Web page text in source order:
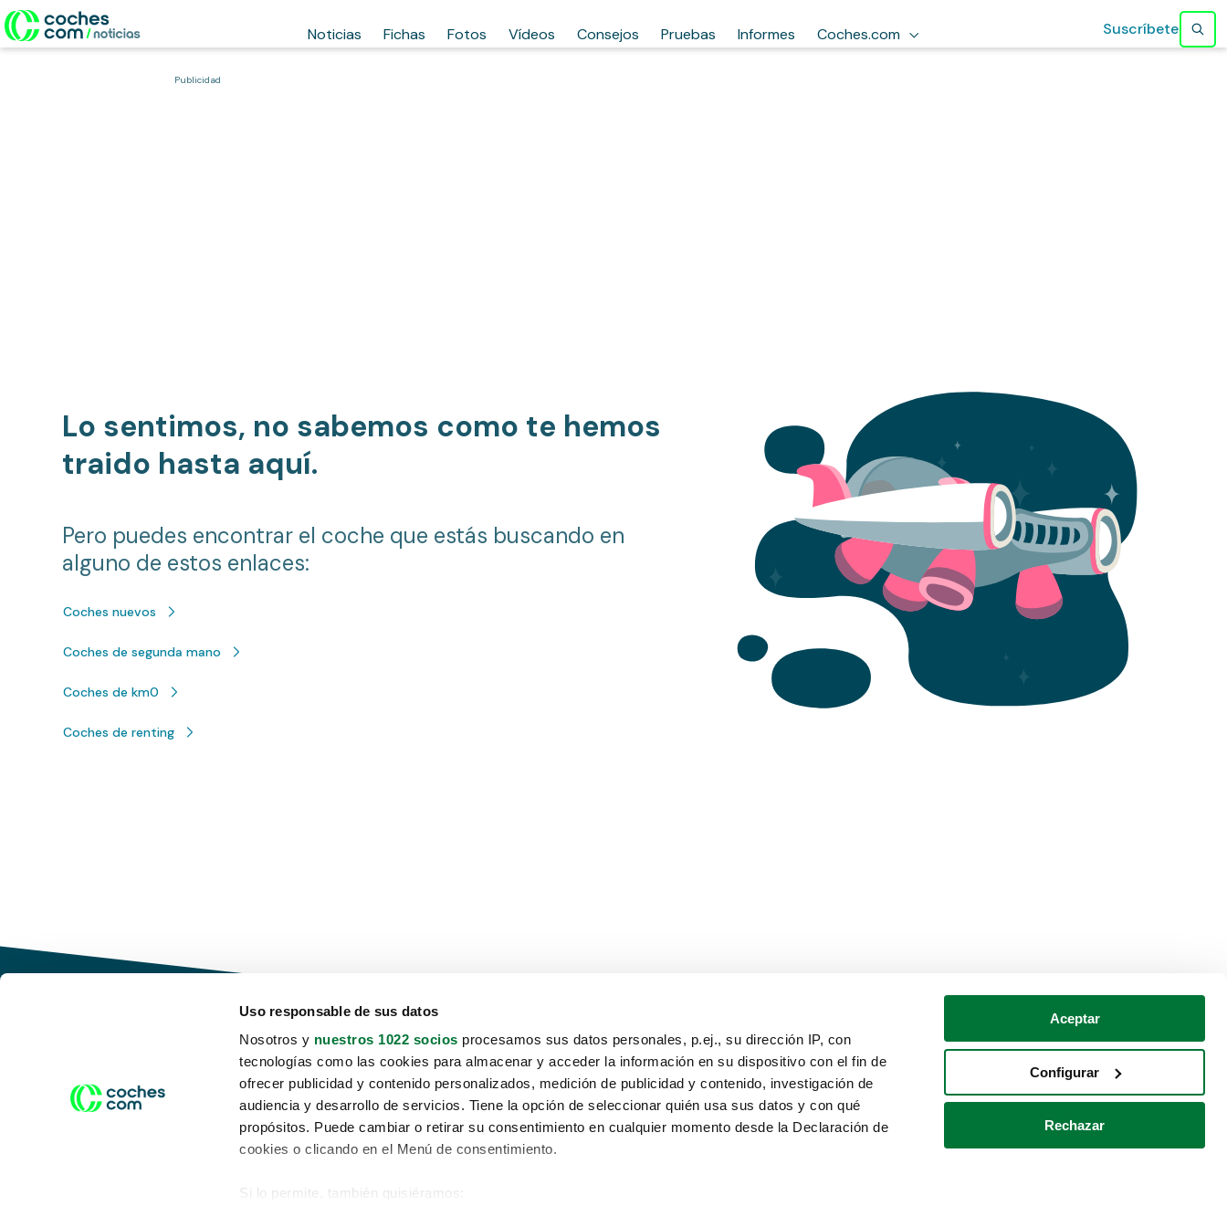
Uso responsable de sus datos
Nosotros y nuestros 1022 socios procesamos sus datos personales, p.ej., su dirección IP, con
tecnologías como las cookies para almacenar y acceder la información en su dispositivo con el fin de
ofrecer publicidad y contenido personalizados, medición de publicidad y contenido, investigación de
audiencia y desarrollo de servicios. Tiene la opción de seleccionar quién usa sus datos y con qué
propósitos. Puede cambiar o retirar su consentimiento en cualquier momento desde la Declaración de
cookies o clicando en el Menú de consentimiento.
Si lo permite, también quisiéramos:
Aceptar
Configurar
Rechazar
Noticias Fichas Fotos Vídeos Consejos Pruebas Informes Coches.com Suscríbete
Publicidad
Lo sentimos, no sabemos como te hemos
traido hasta aquí.
Pero puedes encontrar el coche que estás buscando en
alguno de estos enlaces:
Coches nuevos
Coches de segunda mano
Coches de km0
Coches de renting
Conduce tu futuro,
desata tu movilidad